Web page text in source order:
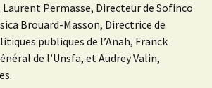
Laurent Permasse, Directeur de Sofinco
Brouard-Masson, Directrice de
publiques de l’Anah, Franck
de l’Unsfa, et Audrey Valin,